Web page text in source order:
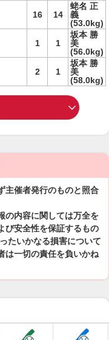
16 14
蛯名 正
義
(53.0kg)
1 1
坂本 勝
美
(56.0kg)
2 1
坂本 勝
美
(58.0kg)
主催者発行のものと照合
の内容に関しては万全を
び安全性を保証するもの
たいかなる損害について
は一切の責任を負いかね